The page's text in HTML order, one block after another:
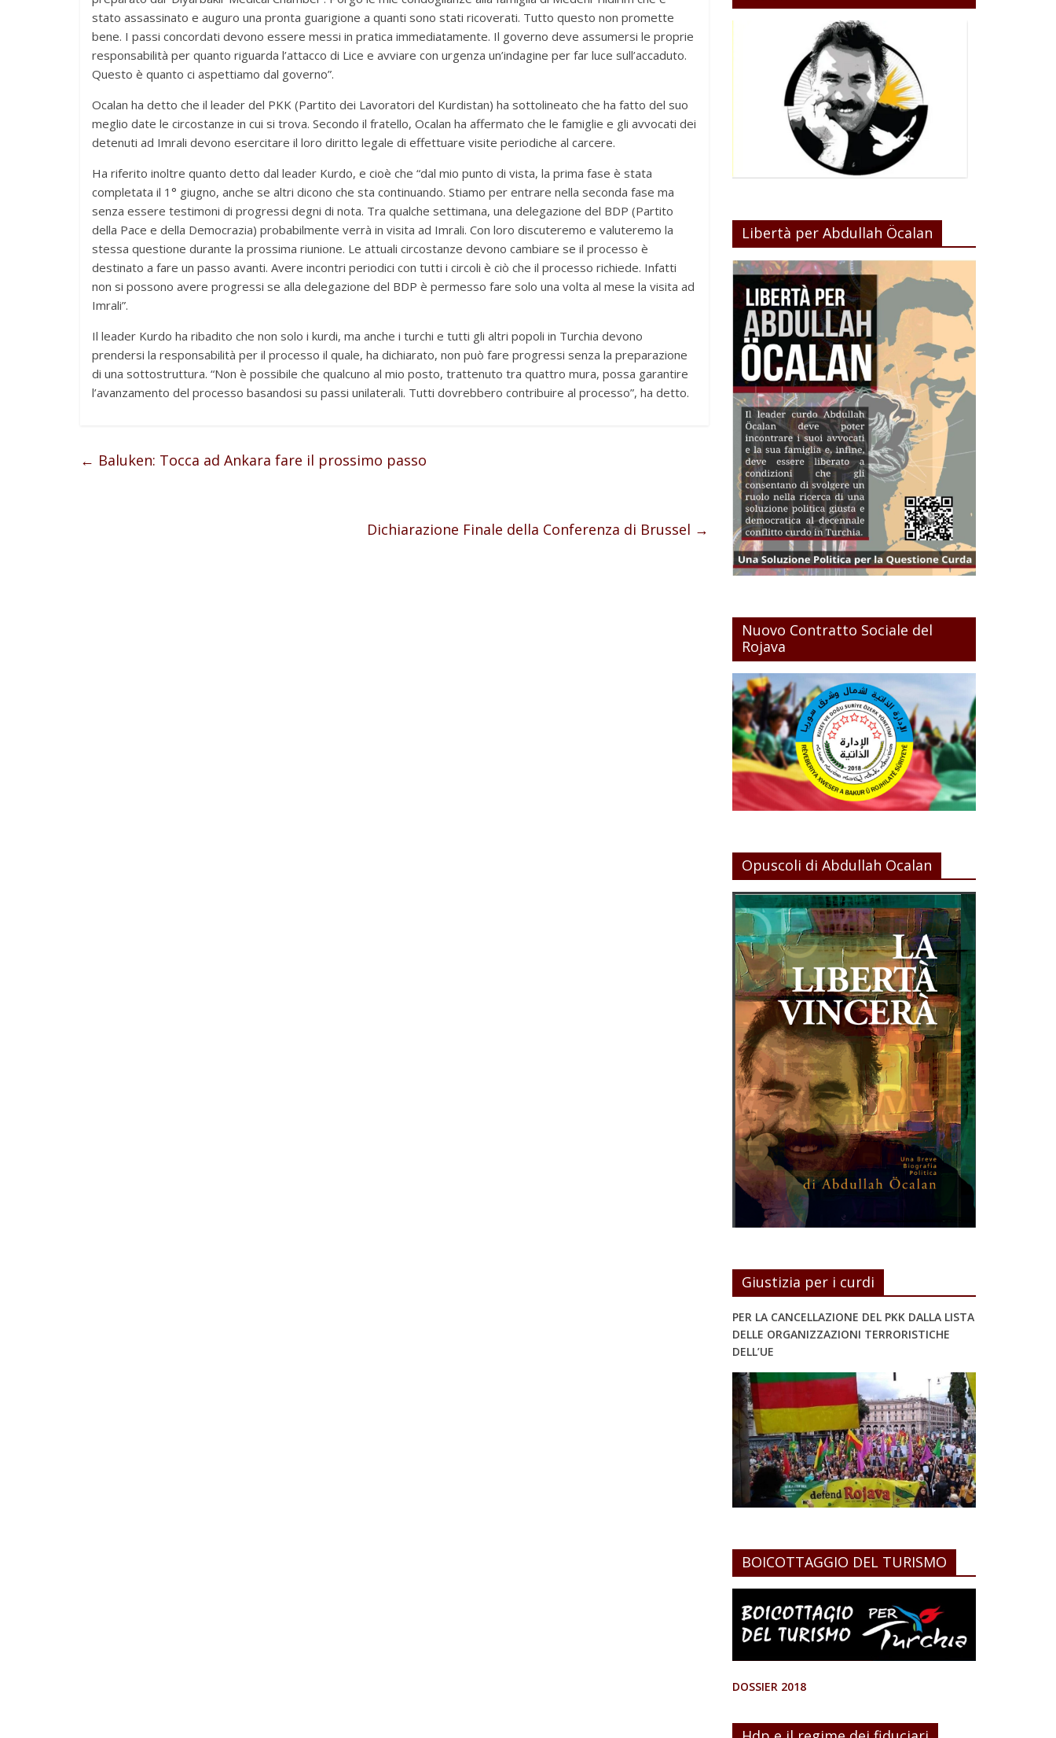
stato assassinato e auguro una pronta guarigione a quanti sono stati ricoverati. Tutto questo non promette
bene. I passi concordati devono essere messi in pratica immediatamente. Il governo deve assumersi le proprie
responsabilità per quanto riguarda l’attacco di Lice e avviare con urgenza un’indagine per far luce sull’accaduto.
Questo è quanto ci aspettiamo dal governo”.
Ocalan ha detto che il leader del PKK (Partito dei Lavoratori del Kurdistan) ha sottolineato che ha fatto del suo
meglio date le circostanze in cui si trova. Secondo il fratello, Ocalan ha affermato che le famiglie e gli avvocati dei
detenuti ad Imrali devono esercitare il loro diritto legale di effettuare visite periodiche al carcere.
Ha riferito inoltre quanto detto dal leader Kurdo, e cioè che “dal mio punto di vista, la prima fase è stata
completata il 1° giugno, anche se altri dicono che sta continuando. Stiamo per entrare nella seconda fase ma
senza essere testimoni di progressi degni di nota. Tra qualche settimana, una delegazione del BDP (Partito
della Pace e della Democrazia) probabilmente verrà in visita ad Imrali. Con loro discuteremo e valuteremo la
stessa questione durante la prossima riunione. Le attuali circostanze devono cambiare se il processo è
destinato a fare un passo avanti. Avere incontri periodici con tutti i circoli è ciò che il processo richiede. Infatti
non si possono avere progressi se alla delegazione del BDP è permesso fare solo una volta al mese la visita ad
Imrali”.
Il leader Kurdo ha ribadito che non solo i kurdi, ma anche i turchi e tutti gli altri popoli in Turchia devono
prendersi la responsabilità per il processo il quale, ha dichiarato, non può fare progressi senza la preparazione
di una sottostruttura. “Non è possibile che qualcuno al mio posto, trattenuto tra quattro mura, possa garantire
l’avanzamento del processo basandosi su passi unilaterali. Tutti dovrebbero contribuire al processo”, ha detto.
← Baluken: Tocca ad Ankara fare il prossimo passo
Dichiarazione Finale della Conferenza di Brussel →
Libertà per Abdullah Öcalan
Nuovo Contratto Sociale del
Rojava
Opuscoli di Abdullah Ocalan
Giustizia per i curdi
PER LA CANCELLAZIONE DEL PKK DALLA LISTA
DELLE ORGANIZZAZIONI TERRORISTICHE
DELL’UE
BOICOTTAGGIO DEL TURISMO
DOSSIER 2018